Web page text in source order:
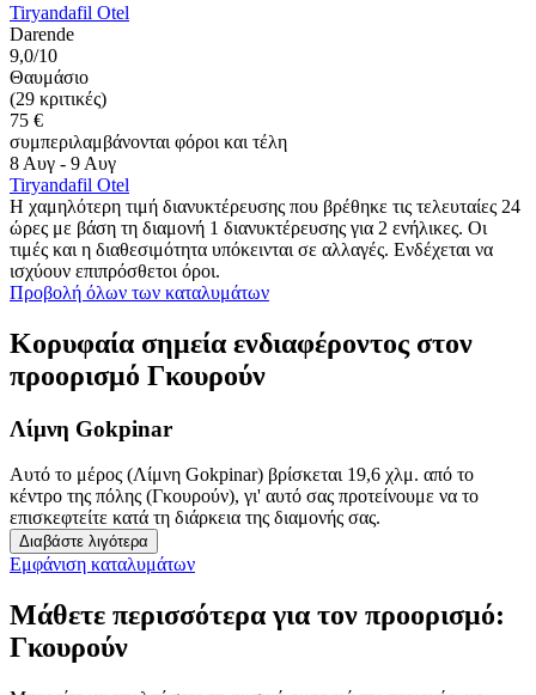
Tiryandafil Otel
Darende
9,0/10
Θαυμάσιο
(29 κριτικές)
75 €
συμπεριλαμβάνονται φόροι και τέλη
8 Αυγ - 9 Αυγ
Tiryandafil Otel
Η χαμηλότερη τιμή διανυκτέρευσης που βρέθηκε τις τελευταίες 24
ώρες με βάση τη διαμονή 1 διανυκτέρευσης για 2 ενήλικες. Οι
τιμές και η διαθεσιμότητα υπόκεινται σε αλλαγές. Ενδέχεται να
ισχύουν επιπρόσθετοι όροι.
Προβολή όλων των καταλυμάτων
Κορυφαία σημεία ενδιαφέροντος στον
προορισμό Γκουρούν
Λίμνη Gokpinar
Αυτό το μέρος (Λίμνη Gokpinar) βρίσκεται 19,6 χλμ. από το
κέντρο της πόλης (Γκουρούν), γι' αυτό σας προτείνουμε να το
επισκεφτείτε κατά τη διάρκεια της διαμονής σας.
Διαβάστε λιγότερα
Εμφάνιση καταλυμάτων
Μάθετε περισσότερα για τον προορισμό:
Γκουρούν